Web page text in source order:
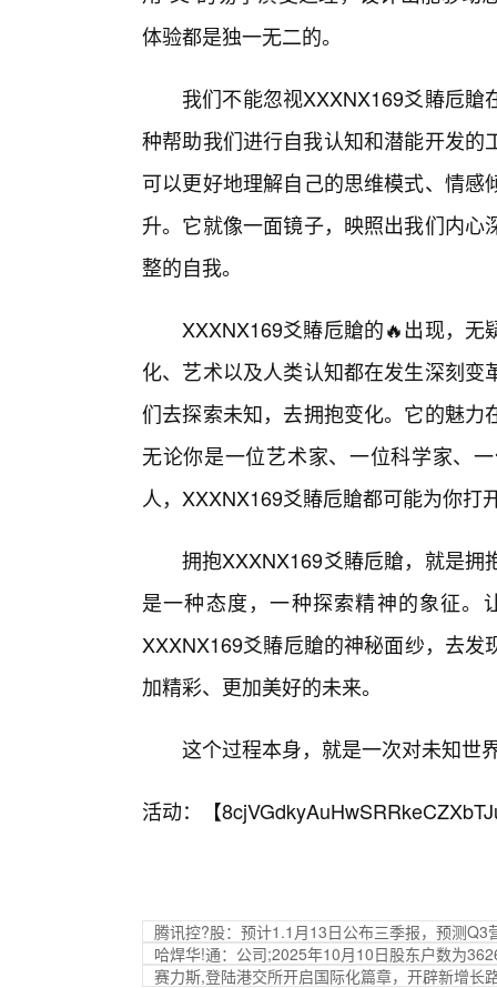
体验都是独一无二的。
我们不能忽视XXXNX169爻賰卮
种帮助我们进行自我认知和潜能开发
可以更好地理解自己的思维模式、情
升。它就像一面镜子，映照出我们内
整的自我。
XXXNX169爻賰卮賶的🔥出现，
化、艺术以及人类认知都在发生深刻
们去探索未知，去拥抱变化。它的魅
无论你是一位艺术家、一位科学家、
人，XXXNX169爻賰卮賶都可能为你打
拥抱XXXNX169爻賰卮賶，就是
是一种态度，一种探索精神的象征。
XXXNX169爻賰卮賶的神秘面纱，去
加精彩、更加美好的未来。
这个过程本身，就是一次对未知世
活动：【
腾讯控?股：预计1.1月13日公布三季报，预测
哈焊华!通：公司;2025年10月10日股东户数为
赛力斯,登陆港交所开启国际化篇章，开辟新增长